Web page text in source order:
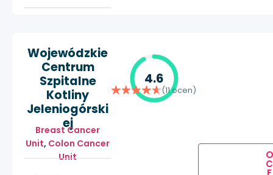
Wojewódzkie
Centrum
Szpitalne
Kotliny
Jeleniogórski
ej
Breast Cancer
Unit, Colon Cancer
Unit
4.6
(11 ocen)
O
C